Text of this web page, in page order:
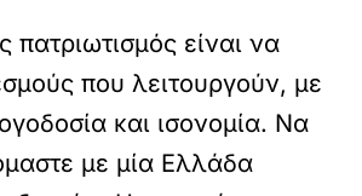
πατριωτισμός είναι να
που λειτουργούν, με
και ισονομία. Να
με μία Ελλάδα